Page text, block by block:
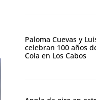
Paloma Cuevas y
celebran 100 años
Cola en Los Cabos